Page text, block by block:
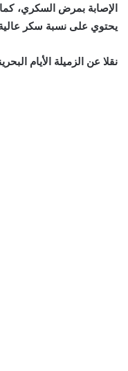
الإصابة بمرض السكري،
يحتوي على نسبة سكر
نقلا عن الزميلة الأيام